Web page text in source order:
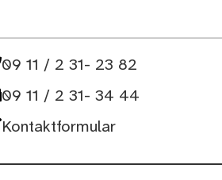
09 11 / 2 31- 23 82
09 11 / 2 31- 34 44
Kontaktformular